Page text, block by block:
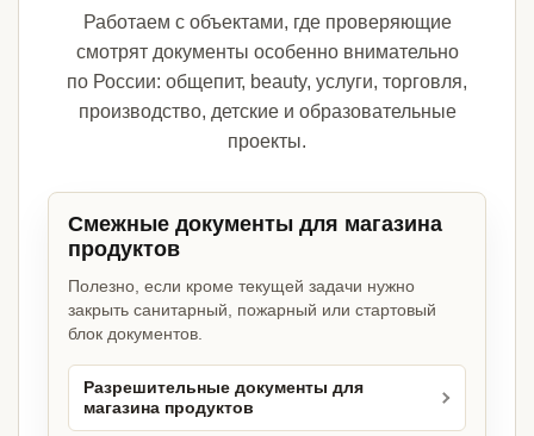
Работаем с объектами, где проверяющие
смотрят документы особенно внимательно
по России: общепит, beauty, услуги, торговля,
производство, детские и образовательные
проекты.
Смежные документы для магазина
продуктов
Полезно, если кроме текущей задачи нужно
закрыть санитарный, пожарный или стартовый
блок документов.
Разрешительные документы для
магазина продуктов